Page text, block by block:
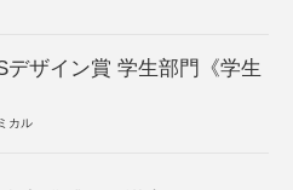
デザイン賞 学生部門《学生
カル